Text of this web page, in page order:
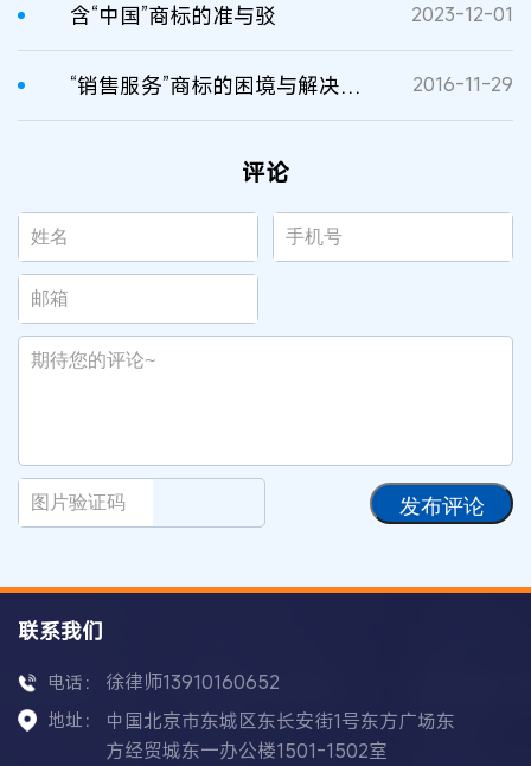
含“中国”商标的准与驳 2023-12-01
“销售服务”商标的困境与解决之道 2016-11-29
评论
发布评论
联系我们
电话： 徐律师13910160652
地址：
中国北京市东城区东长安街1号东方广场东
方经贸城东一办公楼1501-1502室